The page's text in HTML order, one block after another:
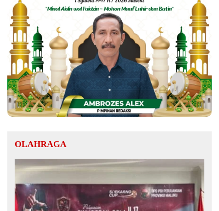
OLAHRAGA